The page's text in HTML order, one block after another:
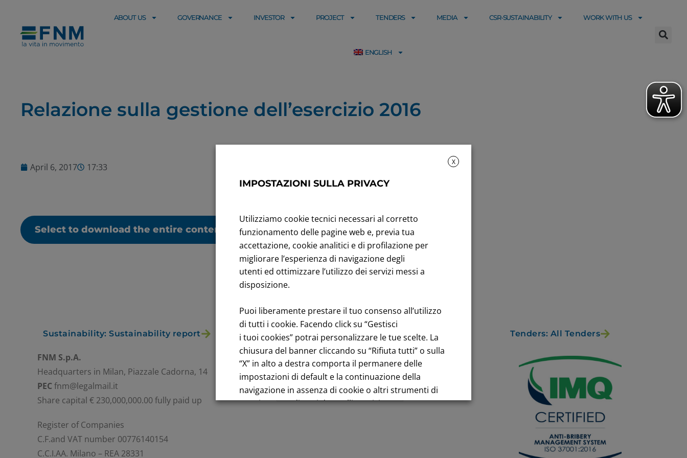
ABOUT US GOVERNANCE INVESTOR PROJECT TENDERS MEDIA CSR-SUSTAINABILITY WORK WITH US
ENGLISH
Relazione sulla gestione dell’esercizio 2016
April 6, 2017 17:33
Select to download the entire content
Sustainability: Sustainability report Title performance: On the stock Exchange Tenders: All Tenders
FNM S.p.A.
Headquarters in Milan, Piazzale Cadorna, 14
PECfnm@legalmail.it
Share capital € 230,000,000.00 fully paid up
Register of Companies
C.F.and VAT number 00776140154
C.C.I.AA. Milano – REA 28331
English
X
IMPOSTAZIONI SULLA PRIVACY
Utilizziamo cookie tecnici necessari al corretto
funzionamento delle pagine web e, previa tua
accettazione, cookie analitici e di profilazione per
migliorare l’esperienza di navigazione degli
utenti ed ottimizzare l’utilizzo dei servizi messi a
disposizione.
Puoi liberamente prestare il tuo consenso all’utilizzo
di tutti i cookie. Facendo click su “Gestisci
i tuoi cookies” potrai personalizzare le tue scelte. La
chiusura del banner cliccando su “Rifiuta tutti” o sulla
“X” in alto a destra comporta il permanere delle
impostazioni di default e la continuazione della
navigazione in assenza di cookie o altri strumenti di
tracciamento diversi da quelli tecnici.